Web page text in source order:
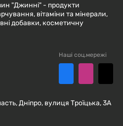
"Джинні" - продукти
вітаміни та мінерали,
добавки, косметичну
Наші соц.мережі
Дніпро, вулиця Троїцька, 3А